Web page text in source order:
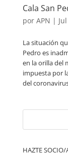
Cala San
por APN |
La situación
Pedro es
en la orilla del
impuesta por
del
HAZTE SOCIO/